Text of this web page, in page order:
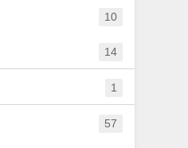
10
14
1
57